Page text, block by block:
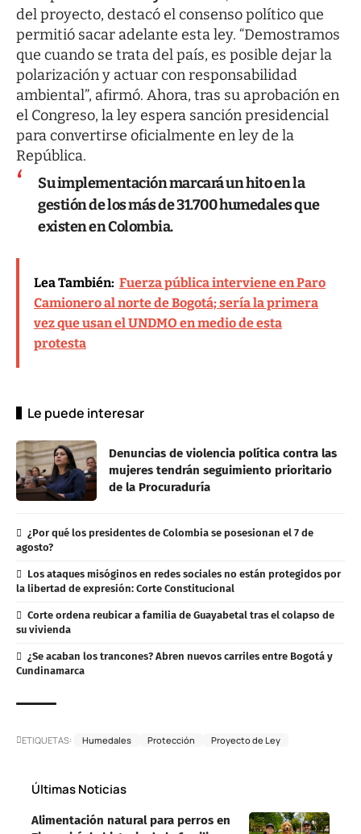
del proyecto, destacó el consenso político que
permitió sacar adelante esta ley. “Demostramos
que cuando se trata del país, es posible dejar la
polarización y actuar con responsabilidad
ambiental”, afirmó. Ahora, tras su aprobación en
el Congreso, la ley espera sanción presidencial
para convertirse oficialmente en ley de la
República.
Su implementación marcará un hito en la
gestión de los más de 31.700 humedales que
existen en Colombia.
Lea También: Fuerza pública interviene en Paro
Camionero al norte de Bogotá; sería la primera
vez que usan el UNDMO en medio de esta
protesta
Le puede interesar
Denuncias de violencia política contra las
mujeres tendrán seguimiento prioritario
de la Procuraduría
¿Por qué los presidentes de Colombia se posesionan el 7 de
agosto?
Los ataques misóginos en redes sociales no están protegidos por
la libertad de expresión: Corte Constitucional
Corte ordena reubicar a familia de Guayabetal tras el colapso de
su vivienda
¿Se acaban los trancones? Abren nuevos carriles entre Bogotá y
Cundinamarca
ETIQUETAS: Humedales Protección Proyecto de Ley
Últimas Noticias
Alimentación natural para perros en